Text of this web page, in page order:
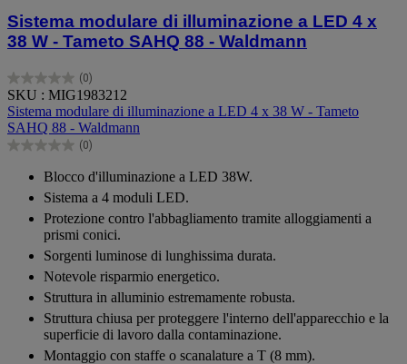
Sistema modulare di illuminazione a LED 4 x
38 W - Tameto SAHQ 88 - Waldmann
(0)
0.0
su
5
stelle.
SKU : MIG1983212
Sistema modulare di illuminazione a LED 4 x 38 W - Tameto
SAHQ 88 - Waldmann
(0)
0.0
stelle.
Blocco d'illuminazione a LED 38W.
Sistema a 4 moduli LED.
Protezione contro l'abbagliamento tramite alloggiamenti a
prismi conici.
Sorgenti luminose di lunghissima durata.
Notevole risparmio energetico.
Struttura in alluminio estremamente robusta.
Struttura chiusa per proteggere l'interno dell'apparecchio e la
superficie di lavoro dalla contaminazione.
Montaggio con staffe o scanalature a T (8 mm).